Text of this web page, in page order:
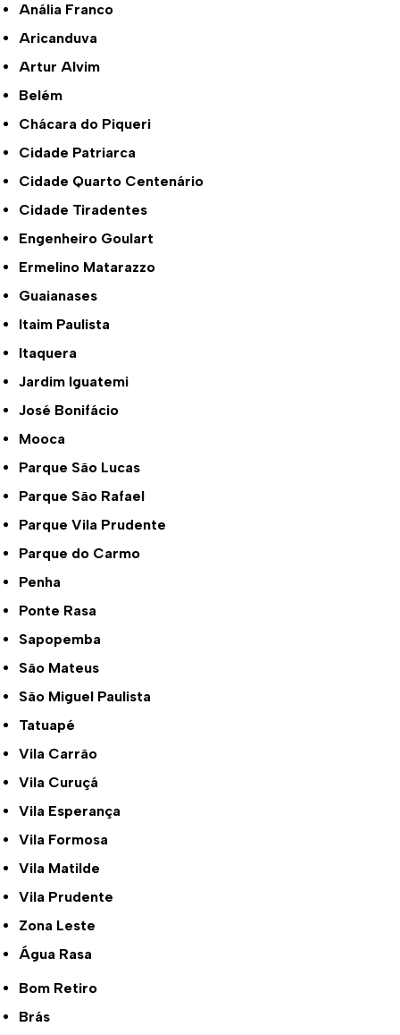
Anália Franco
Aricanduva
Artur Alvim
Belém
Chácara do Piqueri
Cidade Patriarca
Cidade Quarto Centenário
Cidade Tiradentes
Engenheiro Goulart
Ermelino Matarazzo
Guaianases
Itaim Paulista
Itaquera
Jardim Iguatemi
José Bonifácio
Mooca
Parque São Lucas
Parque São Rafael
Parque Vila Prudente
Parque do Carmo
Penha
Ponte Rasa
Sapopemba
São Mateus
São Miguel Paulista
Tatuapé
Vila Carrão
Vila Curuçá
Vila Esperança
Vila Formosa
Vila Matilde
Vila Prudente
Zona Leste
Água Rasa
Bom Retiro
Brás